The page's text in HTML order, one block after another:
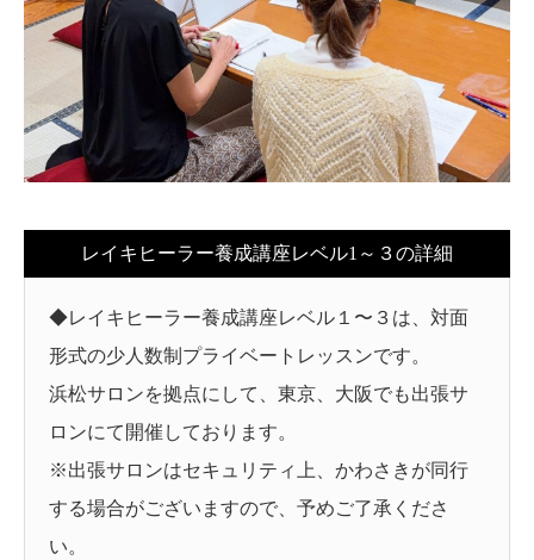
レイキヒーラー養成講座レベル1～３の詳細
◆レイキヒーラー養成講座レベル１〜３は、対面
形式の少人数制プライベートレッスンです。
浜松サロンを拠点にして、東京、大阪でも出張サ
ロンにて開催しております。
※出張サロンはセキュリティ上、かわさきが同行
する場合がございますので、予めご了承くださ
い。